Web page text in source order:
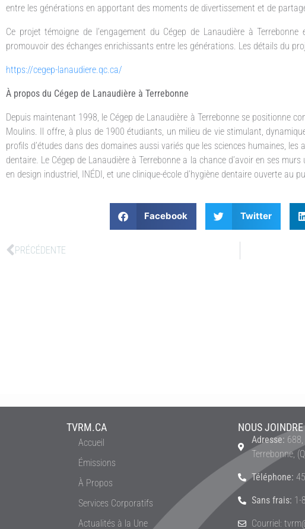
entre les générations en apportant des moments de divertissement et de
Ce projet témoigne de l’engagement du Cégep de Lanaudière à
promouvoir des échanges enrichissants entre les générations. Les détails du
https://cegep-lanaudiere.qc.ca/
À propos du Cégep de Lanaudière à Terrebonne
Depuis maintenant 1998, le Cégep de Lanaudière à Terrebonne se positionne
Moulins. Il offre, à plus de 1900 étudiants, un milieu de vie stimulant,
profils d’études dans des domaines aussi variés que les sciences humaines, les
dentaire. Le Cégep de Lanaudière à Terrebonne a la chance d’avoir en ses
en design industriel, INÉDI, et une clinique-école d’hygiène dentaire ouverte au
Facebook Twitter
PRÉCÉDENTE
TVRM.CA
Accueil
Émissions
À Propos
Services Corporatifs
Actualités à la Une
NOUS JOINDRE
Adresse:
Terrebonne,
Téléphone:
Sans frais: 1-
Courriel: